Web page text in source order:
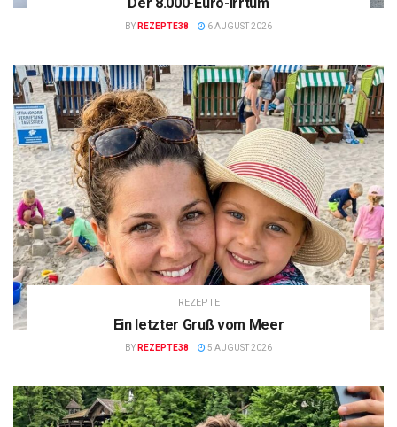
BY REZEPTE38 6 AUGUST 2026
REZEPTE
Ein letzter Gruß vom Meer
BY REZEPTE38 5 AUGUST 2026